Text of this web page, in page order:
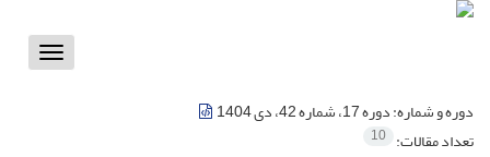
Toggle
دوره و شماره:دوره 17، شماره 42، دی 1404
تعداد مقالات: 10